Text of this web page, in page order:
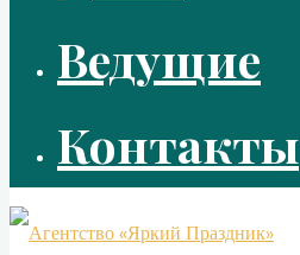
Ведущие
Контакты